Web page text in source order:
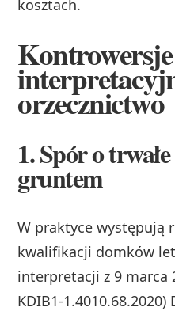
kosztach.
Kontrowersje
orzecznictwo
1. Spór o
gruntem
W praktyce występują
kwalifikacji domków
interpretacji z 9 marca
KDIB1-1.4010.68.2020)